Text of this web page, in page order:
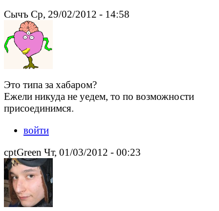
Сычъ Ср, 29/02/2012 - 14:58
Это типа за хабаром?
Ежели никуда не уедем, то по возможности
присоединимся.
войти
cptGreen Чт, 01/03/2012 - 00:23